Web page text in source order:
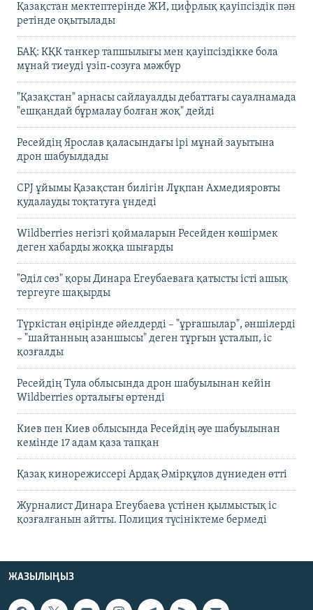
Қазақстан мектептерінде ЖИ, цифрлық қауіпсіздік пән
ретінде оқытылады
БАҚ: КҚК танкер тапшылығы мен қауіпсіздікке бола
мұнай тиеуді үзіп-созуға мәжбүр
"Қазақстан" арнасы сайлауалды дебаттағы сауалнамада
"ешқандай бұрмалау болған жоқ" дейді
Ресейдің Ярослав қаласындағы ірі мұнай зауытына
дрон шабуылдады
CPJ ұйымы Қазақстан билігін Лұқпан Ахмедияровты
қудалауды тоқтатуға үндеді
Wildberries негізгі қоймаларын Ресейден көшірмек
деген хабарды жоққа шығарды
"Әділ сөз" қоры Динара Егеубаеваға қатысты істі ашық
тергеуге шақырды
Түркістан өңірінде әйелдерді – "ұрғашылар", әншілерді
– "шайтанның азаншысы" деген тұрғын ұсталып, іс
қозғалды
Ресейдің Тула облысында дрон шабуылынан кейін
Wildberries орталығы өртенді
Киев пен Киев облысында Ресейдің әуе шабуылынан
кемінде 17 адам қаза тапқан
Қазақ кинорежиссері Ардақ Әмірқұлов дүниеден өтті
Журналист Динара Егеубаева үстінен қылмыстық іс
қозғалғанын айтты. Полиция түсініктеме бермеді
ЖАЗЫЛЫҢЫЗ